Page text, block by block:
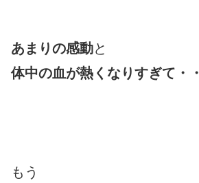
あまりの感動と
体中の血が熱くなりすぎて・・
もう